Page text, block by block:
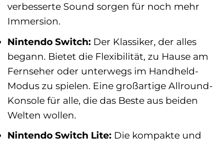
verbesserte Sound sorgen für noch mehr
Immersion.
Nintendo Switch: Der Klassiker, der alles
begann. Bietet die Flexibilität, zu Hause am
Fernseher oder unterwegs im Handheld-
Modus zu spielen. Eine großartige Allround-
Konsole für alle, die das Beste aus beiden
Welten wollen.
Nintendo Switch Lite: Die kompakte und